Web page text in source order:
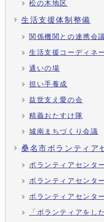
松の木地区
生活支援体制整備
関係機関との連携会議
生活支援コーディネ
通いの場
担い手養成
益世支え愛の会
精義おたすけ隊
城南まちづくり会議
桑名市ボランティア
ボランティアセンタ
ボランティアセンタ
ボランティアセンタ
「ボランティアをし